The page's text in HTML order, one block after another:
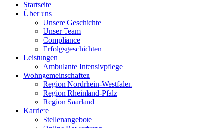
Startseite
Über uns
Unsere Geschichte
Unser Team
Compliance
Erfolgsgeschichten
Leistungen
Ambulante Intensivpflege
Wohngemeinschaften
Region Nordrhein-Westfalen
Region Rheinland-Pfalz
Region Saarland
Karriere
Stellenangebote